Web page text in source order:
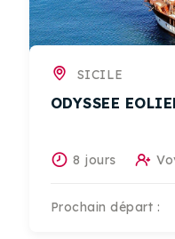
SICILE
ODYSSEE
8 jours
Prochain départ :